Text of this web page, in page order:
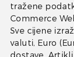
tražene
Commerce
Sve cijene
valuti, Euro